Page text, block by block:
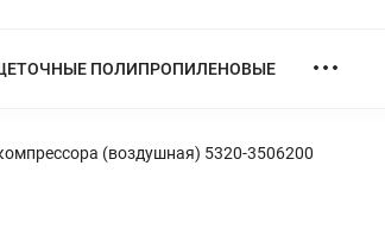
ПОЛИПРОПИЛЕНОВЫЕ
(воздушная) 5320-3506200